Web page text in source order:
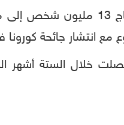
13 مليون شخص إلى
مع انتشار جائحة كورونا
خلال الستة أشهر